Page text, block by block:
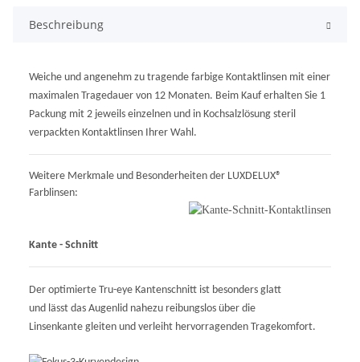
Beschreibung
Weiche und angenehm zu tragende farbige Kontaktlinsen mit einer
maximalen Tragedauer von 12 Monaten. Beim Kauf erhalten Sie 1
Packung mit 2 jeweils einzelnen und in Kochsalzlösung steril
verpackten Kontaktlinsen Ihrer Wahl.
Weitere Merkmale und Besonderheiten der LUXDELUX®
Farblinsen:
Kante - Schnitt
Der optimierte Tru-eye Kantenschnitt ist besonders glatt
und lässt das Augenlid nahezu reibungslos über die
Linsenkante gleiten und verleiht hervorragenden Tragekomfort.